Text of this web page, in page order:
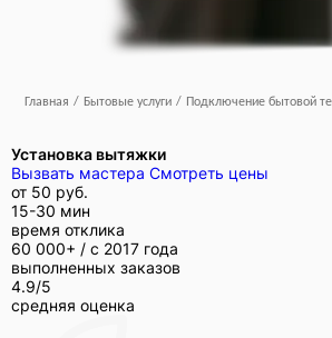
Главная / Бытовые услуги / Подключение бытовой
Установка вытяжки
Вызвать мастера Смотреть цены
от 50 руб.
15-30 мин
время отклика
60 000+ / с 2017 года
выполненных заказов
4.9/5
средняя оценка